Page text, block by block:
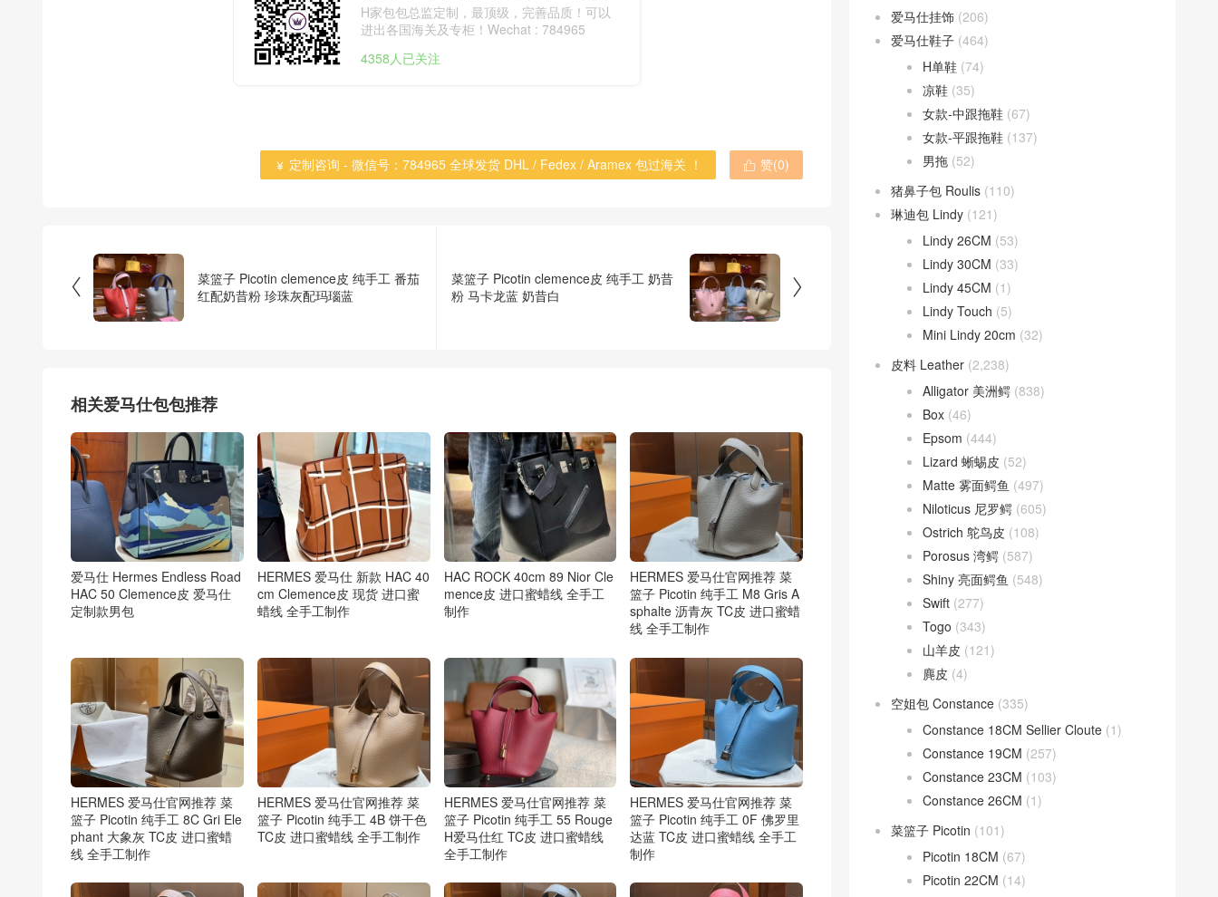
H家包包总监定制，最顶级，完善品质！可以
进出各国海关及专柜！Wechat : 784965
4358人已关注
 赞(0)
 定制咨询 - 微信号：784965 全球发货 DHL / Fedex / Aramex 包过海关 ！

菜篮子 Picotin clemence皮 纯手工 番茄
红配奶昔粉 珍珠灰配玛瑙蓝

菜篮子 Picotin clemence皮 纯手工 奶昔
粉 马卡龙蓝 奶昔白
相关爱马仕包包推荐
爱马仕 Hermes Endless Road
HAC 50 Clemence皮 爱马仕
定制款男包
HERMES 爱马仕 新款 HAC 40
cm Clemence皮 现货 进口蜜
蜡线 全手工制作
HAC ROCK 40cm 89 Nior Cle
mence皮 进口蜜蜡线 全手工
制作
HERMES 爱马仕官网推荐 菜
篮子 Picotin 纯手工 M8 Gris A
sphalte 沥青灰 TC皮 进口蜜蜡
线 全手工制作
HERMES 爱马仕官网推荐 菜
篮子 Picotin 纯手工 8C Gri Ele
phant 大象灰 TC皮 进口蜜蜡
线 全手工制作
HERMES 爱马仕官网推荐 菜
篮子 Picotin 纯手工 4B 饼干色
TC皮 进口蜜蜡线 全手工制作
HERMES 爱马仕官网推荐 菜
篮子 Picotin 纯手工 55 Rouge
H爱马仕红 TC皮 进口蜜蜡线
全手工制作
HERMES 爱马仕官网推荐 菜
篮子 Picotin 纯手工 0F 佛罗里
达蓝 TC皮 进口蜜蜡线 全手工
制作
爱马仕挂饰 (206)
爱马仕鞋子 (464)
H单鞋 (74)
凉鞋 (35)
女款-中跟拖鞋 (67)
女款-平跟拖鞋 (137)
男拖 (52)
猪鼻子包 Roulis (110)
琳迪包 Lindy (121)
Lindy 26CM (53)
Lindy 30CM (33)
Lindy 45CM (1)
Lindy Touch (5)
Mini Lindy 20cm (32)
皮料 Leather (2,238)
Alligator 美洲鳄 (838)
Box (46)
Epsom (444)
Lizard 蜥蜴皮 (52)
Matte 雾面鳄鱼 (497)
Niloticus 尼罗鳄 (605)
Ostrich 鸵鸟皮 (108)
Porosus 湾鳄 (587)
Shiny 亮面鳄鱼 (548)
Swift (277)
Togo (343)
山羊皮 (121)
麂皮 (4)
空姐包 Constance (335)
Constance 18CM Sellier Cloute (1)
Constance 19CM (257)
Constance 23CM (103)
Constance 26CM (1)
菜篮子 Picotin (101)
Picotin 18CM (67)
Picotin 22CM (14)